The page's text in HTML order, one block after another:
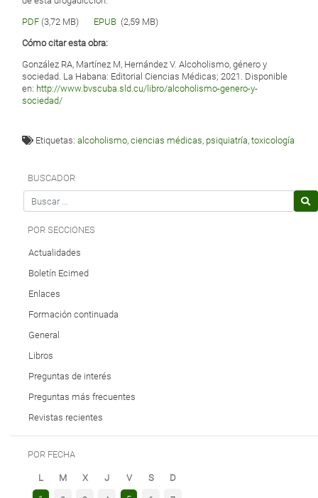
PDF (3,72 MB) EPUB (2,59 MB)
Cómo citar esta obra:
González RA, Martínez M, Hernández V. Alcoholismo, género y
sociedad. La Habana: Editorial Ciencias Médicas; 2021. Disponible
en: http://www.bvscuba.sld.cu/libro/alcoholismo-genero-y-
sociedad/
Etiquetas:alcoholismo,ciencias médicas, psiquiatría,toxicología
BUSCADOR
Search for
POR SECCIONES
Actualidades
Boletín Ecimed
Enlaces
Formación continuada
General
Libros
Preguntas de interés
Preguntas más frecuentes
Revistas recientes
POR FECHA
L M X J V S
D